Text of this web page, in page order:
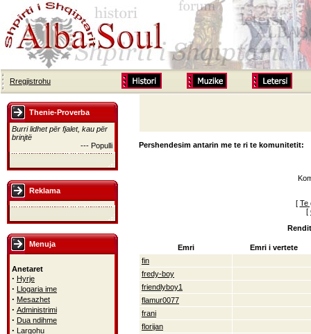
Rregjistrohu
Thenie-Proverba
Burri lidhet për fjalet, kau për
brinjtë
--- Populli
Reklama
Menuja
Anetaret
· Hyrje
· Llogaria ime
· Mesazhet
· Administrimi
· Dua ndihme
· Largohu
Pershendesim antarin me te ri te komunitetit:
[ Te
[
Emri
Emri i vertete
fin
fredy-boy
friendlyboy1
flamur0077
frani
florijan